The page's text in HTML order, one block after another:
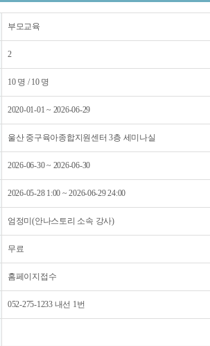
부모교육
2
10 명 / 10 명
2020-01-01 ~ 2026-06-29
울산 중구육아종합지원센터 3층 세미나실
2026-06-30 ~ 2026-06-30
2026-05-28 1:00 ~ 2026-06-29 24:00
엄정미(안나스토리 소속 강사)
무료
홈페이지접수
052-275-1233 내선 1번